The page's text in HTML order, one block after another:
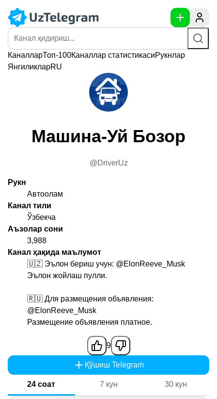
КаналларТоп-100Каналлар статистикасиРукнлар
ЯнгиликларRU
Машина-Уй Бозор
@DriverUz
Рукн
Автоолам
Канал тили
Ўзбекча
Аъзолар сони
3,988
Канал ҳақида маълумот
🇺🇿 Эълон бериш учун: @ElonReeve_Musk
Эълон жойлаш пулли.
🇷🇺 Для размещения объявления:
@ElonReeve_Musk
Размещение объявления платное.
9
Қўшиш Telegram
24 соат 7 кун 30 кун